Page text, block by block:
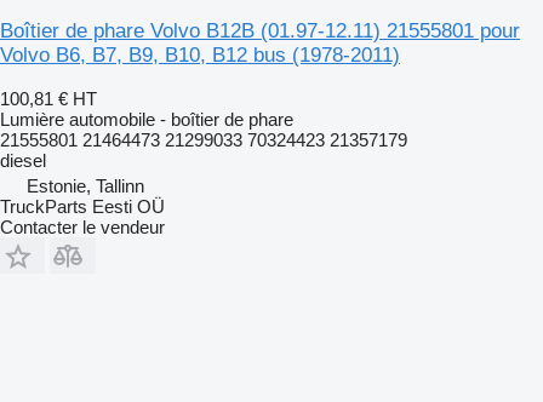
Boîtier de phare Volvo B12B (01.97-12.11) 21555801 pour
Volvo B6, B7, B9, B10, B12 bus (1978-2011)
100,81 € HT
Lumière automobile - boîtier de phare
21555801 21464473 21299033 70324423 21357179
diesel
Estonie, Tallinn
TruckParts Eesti OÜ
Contacter le vendeur